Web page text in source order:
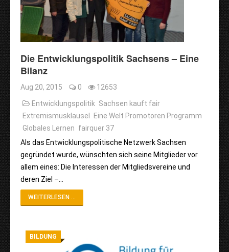
Die Entwicklungspolitik Sachsens – Eine
Bilanz
Aug 20, 2015 0
12653
Entwicklungspolitik Sachsen kauft fair
Extremismusklausel
Eine Welt Promotoren Programm
Globales Lernen fairquer 37
Als das Entwicklungspolitische Netzwerk Sachsen
gegründet wurde, wünschten sich seine Mitglieder vor
allem eines: Die Interessen der Mitgliedsvereine und
deren Ziel –…
WEITERLESEN ...
BILDUNG